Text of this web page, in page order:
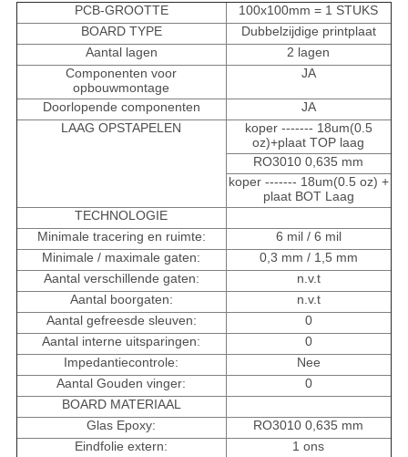
PCB-GROOTTE
100x100mm = 1 STUKS
BOARD TYPE
Dubbelzijdige printplaat
Aantal lagen
2 lagen
Componenten voor
opbouwmontage
JA
Doorlopende componenten
JA
LAAG OPSTAPELEN
koper ------- 18um(0.5
oz)+plaat TOP laag
RO3010 0,635 mm
koper ------- 18um(0.5 oz) +
plaat BOT Laag
TECHNOLOGIE
Minimale tracering en ruimte:
6 mil / 6 mil
Minimale / maximale gaten:
0,3 mm / 1,5 mm
Aantal verschillende gaten:
n.v.t
Aantal boorgaten:
n.v.t
Aantal gefreesde sleuven:
0
Aantal interne uitsparingen:
0
Impedantiecontrole:
Nee
Aantal Gouden vinger:
0
BOARD MATERIAAL
Glas Epoxy:
RO3010 0,635 mm
Eindfolie extern:
1 ons